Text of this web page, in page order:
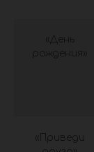
«День
рождения»
«Приведи